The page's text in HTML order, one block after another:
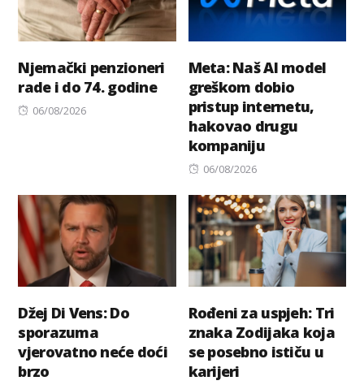
Njemački penzioneri
rade i do 74. godine
Posted
06/08/2026
Meta: Naš AI model
greškom dobio
pristup internetu,
hakovao drugu
kompaniju
Posted
06/08/2026
Džej Di Vens: Do
sporazuma
vjerovatno neće doći
brzo
Rođeni za uspjeh: Tri
znaka Zodijaka koja
se posebno ističu u
karijeri